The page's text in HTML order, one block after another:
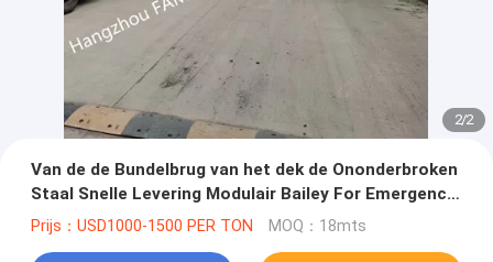
2/2
Van de de Bundelbrug van het dek de Ononderbroken
Staal Snelle Levering Modulair Bailey For Emergency
Use
Prijs：USD1000-1500 PER TON MOQ：18mts